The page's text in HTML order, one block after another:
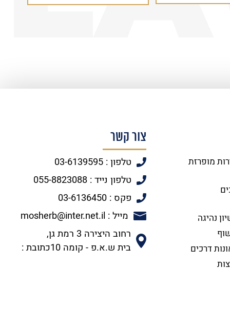
מופרזת
נהיגה
דרכים
צור קשר
טלפון : 03-6139595
טלפון נייד : 055-8823088
פקס : 03-6136450
מייל : mosherb@inter.net.il
רחוב היצירה 3 רמת גן,
בית ש.א.פ - קומה 10כתובת :